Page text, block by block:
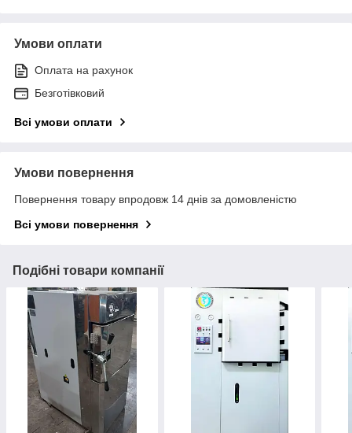
Умови оплати
Оплата на рахунок
Безготівковий
Всі умови оплати
Умови повернення
Повернення товару впродовж 14 днів за домовленістю
Всі умови повернення
Подібні товари компанії